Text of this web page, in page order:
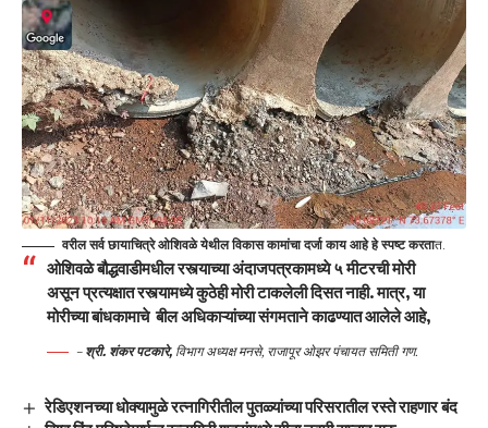
वरील सर्व छायाचित्रे ओशिवळे येथील विकास कामांचा दर्जा काय आहे हे स्पष्ट करतात.
ओशिवळे बौद्धवाडीमधील रस्त्याच्या अंदाजपत्रकामध्ये ५ मीटरची मोरी
असून प्रत्यक्षात रस्त्यामध्ये कुठेही मोरी टाकलेली दिसत नाही. मात्र, या
मोरीच्या बांधकामाचे बील अधिकाऱ्यांच्या संगमताने काढण्यात आलेले आहे,
– श्री. शंकर पटकारे,विभाग अध्यक्ष मनसे, राजापूर ओझर पंचायत समिती गण.
रेडिएशनच्या धोक्यामुळे रत्नागिरीतील पुतळ्यांच्या परिसरातील रस्ते राहणार बंद